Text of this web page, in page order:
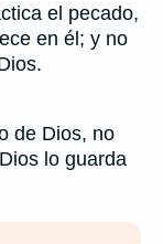
el pecado,
en él; y no
de Dios, no
lo guarda